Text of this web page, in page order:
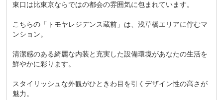
東口は比東京ならではの都会の雰囲気に包まれています。
こちらの「トモヤレジデンス蔵前」は、浅草橋エリアに佇むマ
ンション。
清潔感のある綺麗な内装と充実した設備環境があなたの生活を
鮮やかに彩ります。
スタイリッシュな外観がひときわ目を引くデザイン性の高さが
魅力。